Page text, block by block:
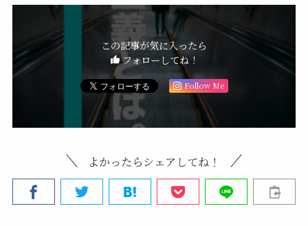
この記事が気に入ったら
フォローしてね！
Follow Me
よかったらシェアしてね！